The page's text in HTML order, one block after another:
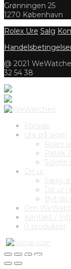
Grønningen 25
1270 København
Rolex Ure Salg
@ 2021
32 54 38
Forside
Ure på lager
Rolex
Patek
Solgte
Dit ur
Sælg
Dit ur i
Byt dit
Om
Kontakt /
0 produkter